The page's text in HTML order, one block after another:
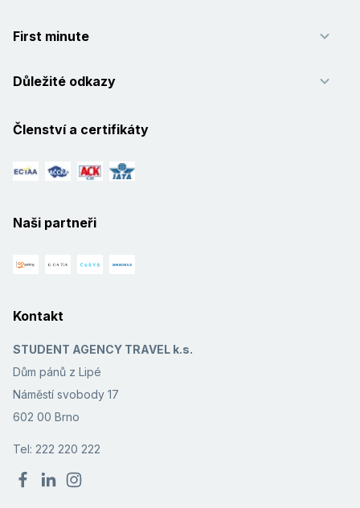
First minute
Důležité odkazy
Členství a certifikáty
Naši partneři
Kontakt
STUDENT AGENCY TRAVEL k.s.
Dům pánů z Lipé
Náměstí svobody 17
602 00 Brno
Tel: 222 220 222